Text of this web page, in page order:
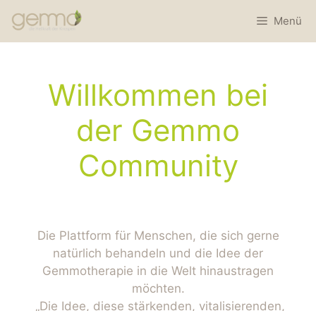
Menü
Willkommen bei
der Gemmo
Community
Die Plattform für Menschen, die sich gerne
natürlich behandeln und die Idee der
Gemmotherapie in die Welt hinaustragen
möchten.
„Die Idee, diese stärkenden, vitalisierenden,